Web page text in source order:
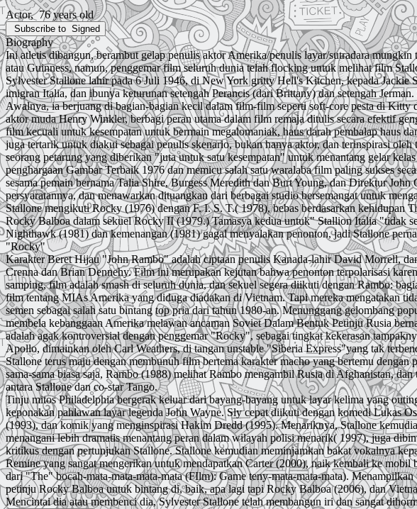
Actor, 76 years old
Subscribe to Signed
Biography
Ini atletis dibangun, berambut gelap penulis aktor Amerika/penulis layar/sutradara
atau Guinness, namun, penggemar film seluruh dunia telah flocking untuk melihat film
Sylvester Stallone lahir pada 6 Juli 1946, di New York gritty Hell's Kitchen, kepada Jackie
imigran Italia, dan ibunya keturunan setengah Perancis (dari Brittany) dan setengah
Awalnya, ia berjuang di bagian-bagian kecil dalam film-film seperti soft-core pesta di
aktor muda Henry Winkler, berbagi peran utama dalam film remaja ditulis secara efektif
film kecuali untuk kesempatan untuk bermain megalomaniak, haus darah pembalap haus
juga tertarik untuk diakui sebagai penulis skenario, bukan hanya aktor, dan terinspirasi
seorang petarung yang diberikan "juta untuk satu kesempatan" untuk menantang gelar
penghargaan Gambar Terbaik 1976 dan memicu salah satu waralaba film paling sukses
sesama pemain bernama Talia Shire, Burgess Meredith dan Burt Young, dan Direktur
persyaratannya, dan menawarkan dituangkan dari berbagai studio bersemangat untuk
Stallone mengikuti Rocky (1976) dengan F. I. S. T.( 1978), bebas berdasarkan
Rocky Balboa dalam sekuel Rocky II (1979.) Tamasya kedua untuk" Stallion Italia "tidak
Nighthawk (1981) dan kemenangan (1981) gagal menyalakan penonton, jadi Stallone
"Rocky"
Karakter Beret Hijau "John Rambo" adalah ciptaan penulis Kanada-lahir David Morrell,
Crenna dan Brian Dennehy. Film ini merupakan kejutan bahwa penonton terpolarisasi
samping, film adalah smash di seluruh dunia, dan sekuel segera diikuti dengan Rambo:
film tentang MIAs Amerika yang diduga diadakan di Vietnam. Tapi mereka mengatakan
semen sebagai salah satu bintang top pria dari tahun 1980-an. Menunggang gelombang
membela kebanggaan Amerika melawan ancaman Soviet Dalam Bentuk Petinju Rusia
adalah agak kontroversial dengan penggemar "Rocky", sebagai tingkat kekerasan
Apollo, dimainkan oleh Carl Weathers, di tangan unstable "Siberia Express"yang tak
Stallone terus maju dengan membunuh film bertema karakter macho yang bertemu
sama-sama biasa saja, Rambo (1988) melihat Rambo mengambil Rusia di Afghanistan,
antara Stallone dan co-star Tango.
Tinju mitos Philadelphia bergerak keluar dari bayang-bayang untuk layar kelima yang
keponakan pahlawan layar legenda John Wayne. Sly cepat diikuti dengan komedi
(1993), dan komik yang menginspirasi Hakim Dredd (1995). Menariknya, Stallone
menangani lebih dramatis menantang peran dalam wilayah polisi menarik( 1997), juga
kritikus dengan pertunjukan Stallone. Stallone kemudian meminjamkan bakat vokalnya
Remine yang sangat mengerikan untuk mendapatkan Carter (2000), naik kembali ke
dari "The" bocah-mata-mata-mata-mata (FIlm): Game teny-mata-mata-mata).
petinju Rocky Balboa untuk bintang di, baik, apa lagi tapi Rocky Balboa (2006), dan
Mencintai dia atau membenci dia, Sylvester Stallone telah membangun iri dan sangat